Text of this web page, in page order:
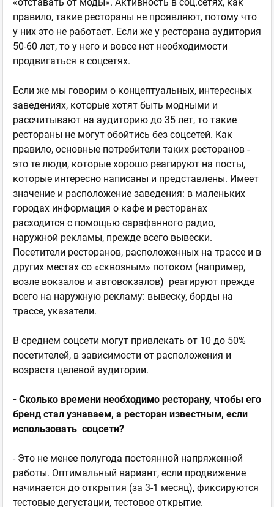
правило, такие рестораны не проявляют, потому что
у них это не работает. Если же у ресторана аудитория
50-60 лет, то у него и вовсе нет необходимости
продвигаться в соцсетях.
Если же мы говорим о концептуальных, интересных
заведениях, которые хотят быть модными и
рассчитывают на аудиторию до 35 лет, то такие
рестораны не могут обойтись без соцсетей. Как
правило, основные потребители таких ресторанов -
это те люди, которые хорошо реагируют на посты,
которые интересно написаны и представлены. Имеет
значение и расположение заведения: в маленьких
городах информация о кафе и ресторанах
расходится с помощью сарафанного радио,
наружной рекламы, прежде всего вывески.
Посетители ресторанов, расположенных на трассе и в
других местах со «сквозным» потоком (например,
возле вокзалов и автовокзалов) реагируют прежде
всего на наружную рекламу: вывеску, борды на
трассе, указатели.
В среднем соцсети могут привлекать от 10 до 50%
посетителей, в зависимости от расположения и
возраста целевой аудитории.
- Сколько времени необходимо ресторану, чтобы его
бренд стал узнаваем, а ресторан известным, если
использовать соцсети?
- Это не менее полугода постоянной напряженной
работы. Оптимальный вариант, если продвижение
начинается до открытия (за 3-1 месяц), фиксируются
тестовые дегустации, тестовое открытие.